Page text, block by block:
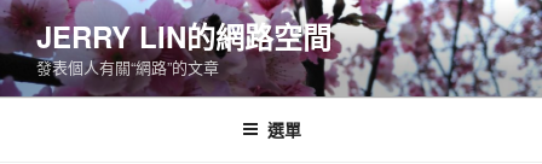
跳
至
主
要
JERRY LIN的網路空間
發表個人有關“網路”的文章
選單